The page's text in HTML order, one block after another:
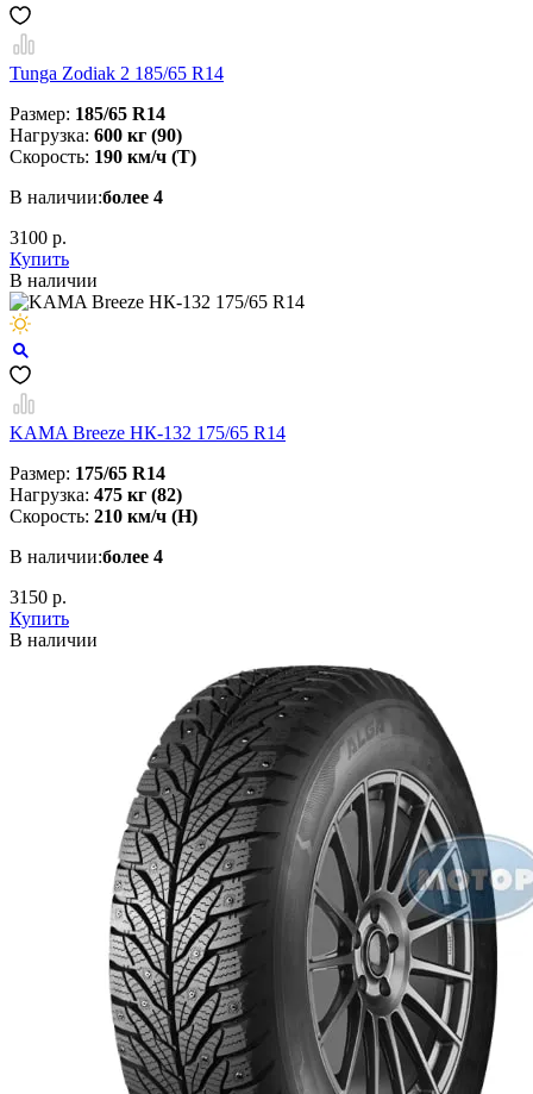
Tunga Zodiak 2 185/65 R14
Размер: 185/65 R14
Нагрузка: 600 кг (90)
Скорость: 190 км/ч (T)
В наличии:более 4
3100 р.
Купить
В наличии
KAMA Breeze НК-132 175/65 R14
Размер: 175/65 R14
Нагрузка: 475 кг (82)
Скорость: 210 км/ч (H)
В наличии:более 4
3150 р.
Купить
В наличии